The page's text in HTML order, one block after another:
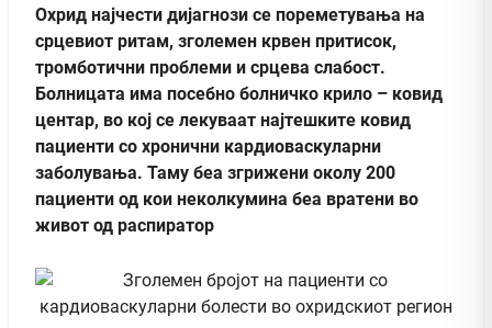
Охрид најчести дијагнози се пореметувања на
срцевиот ритам, зголемен крвен притисок,
тромботични проблеми и срцева слабост.
Болницата има посебно болничко крило – ковид
центар, во кој се лекуваат најтешките ковид
пациенти со хронични кардиоваскуларни
заболувања. Таму беа згрижени околу 200
пациенти од кои неколкумина беа вратени во
живот од распиратор